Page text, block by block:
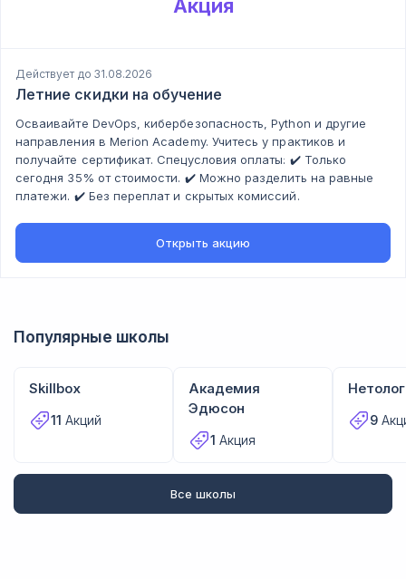
Акция
Действует до 31.08.2026
Летние скидки на обучение
Осваивайте DevOps, кибербезопасность, Python и другие
направления в Merion Academy. Учитесь у практиков и
получайте сертификат. Спецусловия оплаты: ✔️ Только
сегодня 35% от стоимости. ✔️ Можно разделить на равные
платежи. ✔️ Без переплат и скрытых комиссий.
Открытьакцию
Популярные школы
Skillbox
11 Акций
Академия
Эдюсон
1 Акция
9
Все школы